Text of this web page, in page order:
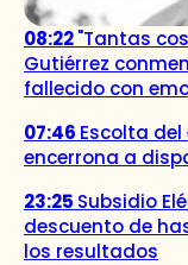
08:22"Tantas
Gutiérrez
fallecido con
07:46 Escolta del
encerrona a
23:25 Subsidio
descuento de
los resultados